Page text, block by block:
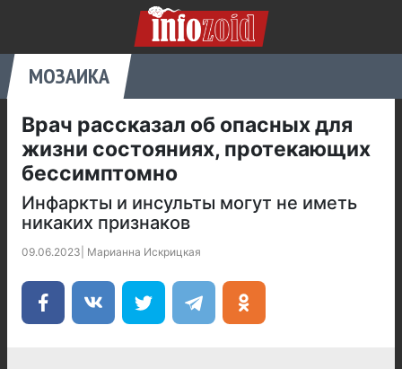
МОЗАИКА
Врач рассказал об опасных для
жизни состояниях, протекающих
бессимптомно
Инфаркты и инсульты могут не иметь
никаких признаков
09.06.2023 Марианна Искрицкая